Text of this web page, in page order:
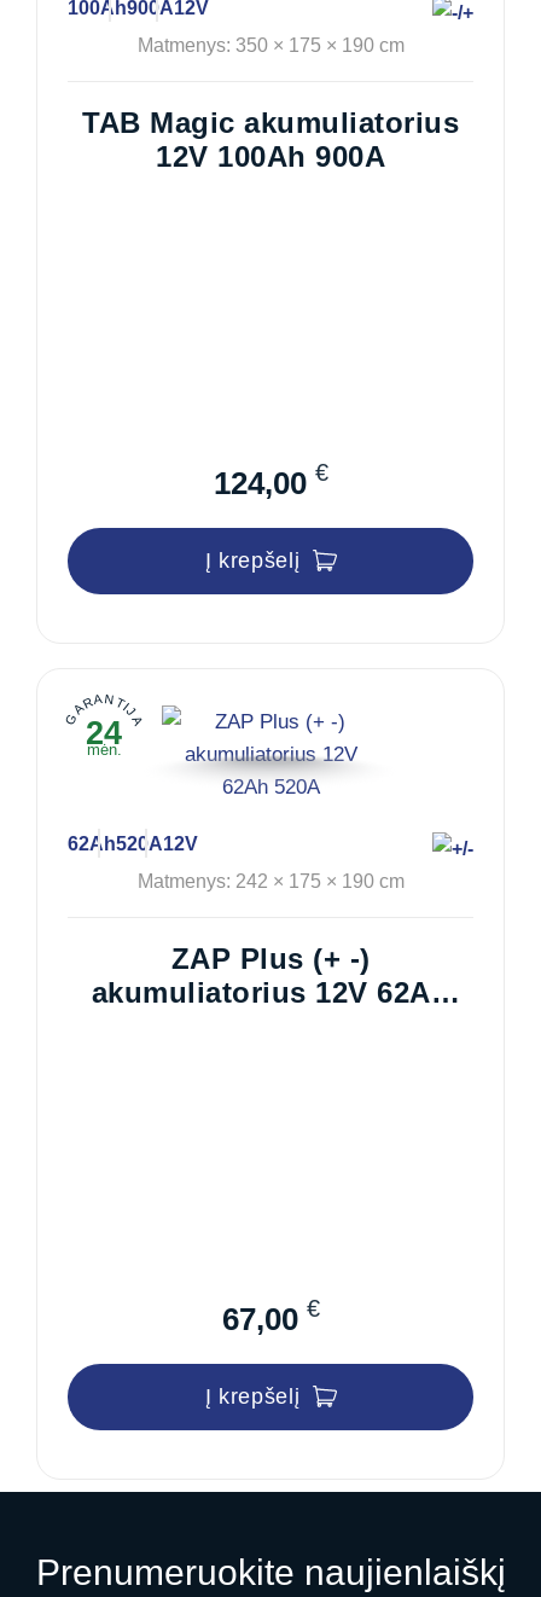
100Ah900A12V
Matmenys: 350 × 175 × 190 cm
TAB Magic akumuliatorius
12V 100Ah 900A
124,00 €
Į krepšelį
GARANTIJA
24
mėn.
62Ah520A12V
Matmenys: 242 × 175 × 190 cm
ZAP Plus (+ -)
akumuliatorius 12V 62Ah
67,00 €
Į krepšelį
Prenumeruokite naujienlaiškį